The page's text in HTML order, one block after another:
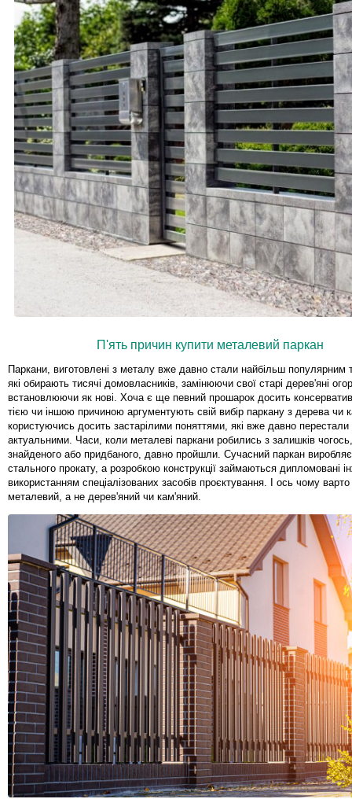
П'ять причин купити металевий паркан
Паркани, виготовлені з металу вже давно стали найбільш популярним
які обирають тисячі домовласників, замінюючи свої старі дерев'яні
встановлюючи як нові. Хоча є ще певний прошарок досить
тією чи іншою причиною аргументують свій вибір паркану з дерева чи
користуючись досить застарілими поняттями, які вже давно перестали
актуальними. Часи, коли металеві паркани робились з залишків
знайденого або придбаного, давно пройшли. Сучасний паркан
стального прокату, а розробкою конструкції займаються дипломовані
використанням спеціалізованих засобів проєктування. І ось чому
металевий, а не дерев'яний чи кам'яний.